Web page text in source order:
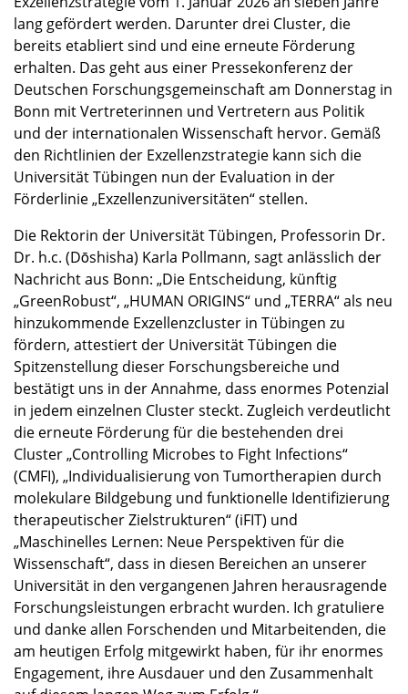
lang gefördert werden. Darunter drei Cluster, die
bereits etabliert sind und eine erneute Förderung
erhalten. Das geht aus einer Pressekonferenz der
Deutschen Forschungsgemeinschaft am Donnerstag in
Bonn mit Vertreterinnen und Vertretern aus Politik
und der internationalen Wissenschaft hervor. Gemäß
den Richtlinien der Exzellenzstrategie kann sich die
Universität Tübingen nun der Evaluation in der
Förderlinie „Exzellenzuniversitäten“ stellen.
Die Rektorin der Universität Tübingen, Professorin Dr.
Dr. h.c. (Dōshisha) Karla Pollmann, sagt anlässlich der
Nachricht aus Bonn: „Die Entscheidung, künftig
„GreenRobust“, „HUMAN ORIGINS“ und „TERRA“ als neu
hinzukommende Exzellenzcluster in Tübingen zu
fördern, attestiert der Universität Tübingen die
Spitzenstellung dieser Forschungsbereiche und
bestätigt uns in der Annahme, dass enormes Potenzial
in jedem einzelnen Cluster steckt. Zugleich verdeutlicht
die erneute Förderung für die bestehenden drei
Cluster „Controlling Microbes to Fight Infections“
(CMFI), „Individualisierung von Tumortherapien durch
molekulare Bildgebung und funktionelle Identifizierung
therapeutischer Zielstrukturen“ (iFIT) und
„Maschinelles Lernen: Neue Perspektiven für die
Wissenschaft“, dass in diesen Bereichen an unserer
Universität in den vergangenen Jahren herausragende
Forschungsleistungen erbracht wurden. Ich gratuliere
und danke allen Forschenden und Mitarbeitenden, die
am heutigen Erfolg mitgewirkt haben, für ihr enormes
Engagement, ihre Ausdauer und den Zusammenhalt